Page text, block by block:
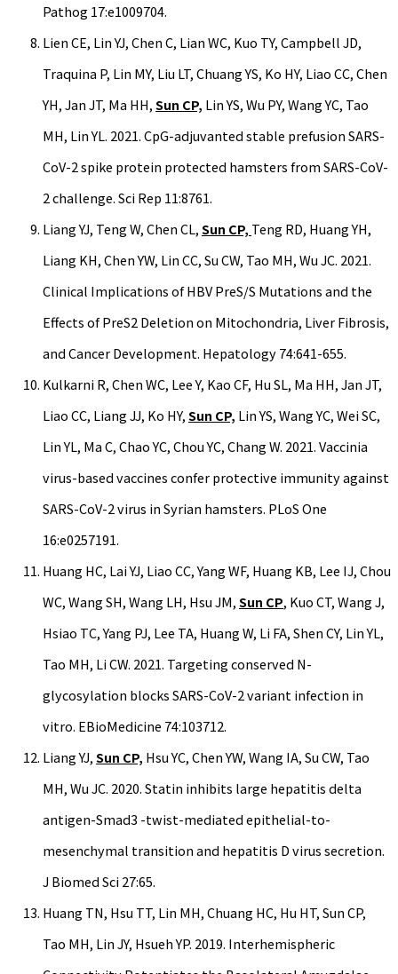
Pathog 17:e1009704.
Lien CE, Lin YJ, Chen C, Lian WC, Kuo TY, Campbell JD,
Traquina P, Lin MY, Liu LT, Chuang YS, Ko HY, Liao CC, Chen
YH, Jan JT, Ma HH,Sun CP, Lin YS, Wu PY, Wang YC, Tao
MH, Lin YL. 2021. CpG-adjuvanted stable prefusion SARS-
CoV-2 spike protein protected hamsters from SARS-CoV-
2 challenge. Sci Rep 11:8761.
Liang YJ, Teng W, Chen CL,Sun CP, Teng RD, Huang YH,
Liang KH, Chen YW, Lin CC, Su CW, Tao MH, Wu JC. 2021.
Clinical Implications of HBV PreS/S Mutations and the
Effects of PreS2 Deletion on Mitochondria, Liver Fibrosis,
and Cancer Development. Hepatology 74:641-655.
Kulkarni R, Chen WC, Lee Y, Kao CF, Hu SL, Ma HH, Jan JT,
Liao CC, Liang JJ, Ko HY,Sun CP, Lin YS, Wang YC, Wei SC,
Lin YL, Ma C, Chao YC, Chou YC, Chang W. 2021. Vaccinia
virus-based vaccines confer protective immunity against
SARS-CoV-2 virus in Syrian hamsters. PLoS One
16:e0257191.
Huang HC, Lai YJ, Liao CC, Yang WF, Huang KB, Lee IJ, Chou
WC, Wang SH, Wang LH, Hsu JM,Sun CP, Kuo CT, Wang J,
Hsiao TC, Yang PJ, Lee TA, Huang W, Li FA, Shen CY, Lin YL,
Tao MH, Li CW. 2021. Targeting conserved N-
glycosylation blocks SARS-CoV-2 variant infection in
vitro. EBioMedicine 74:103712.
Liang YJ,Sun CP, Hsu YC, Chen YW, Wang IA, Su CW, Tao
MH, Wu JC. 2020. Statin inhibits large hepatitis delta
antigen-Smad3 -twist-mediated epithelial-to-
mesenchymal transition and hepatitis D virus secretion.
J Biomed Sci 27:65.
Huang TN, Hsu TT, Lin MH, Chuang HC, Hu HT, Sun CP,
Tao MH, Lin JY, Hsueh YP. 2019. Interhemispheric